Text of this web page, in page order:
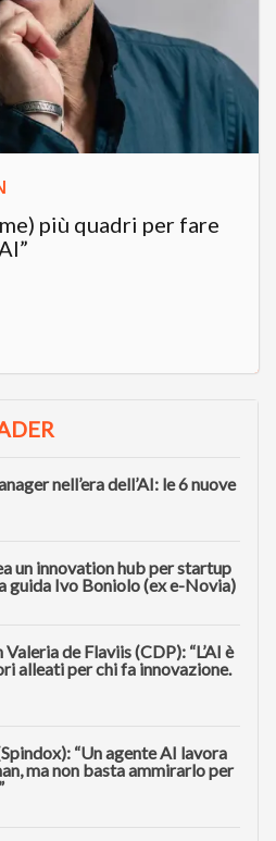
più quadri per fare
nell’era dell’AI: le 6 nuove
un innovation hub per startup
guida Ivo Boniolo (ex e-Novia)
de Flaviis (CDP): “L’AI è
alleati per chi fa innovazione.
“Un agente AI lavora
ma non basta ammirarlo per